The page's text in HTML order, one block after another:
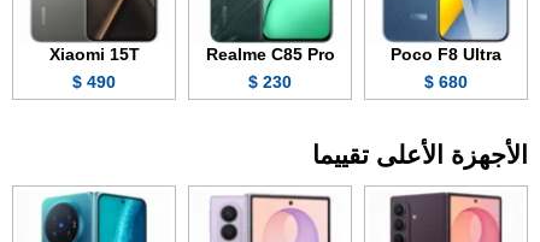
Poco F8 Ultra
680 $
Realme C85 Pro
230 $
Xiaomi 15T
490 $
الأجهزة الأعلى تقييما